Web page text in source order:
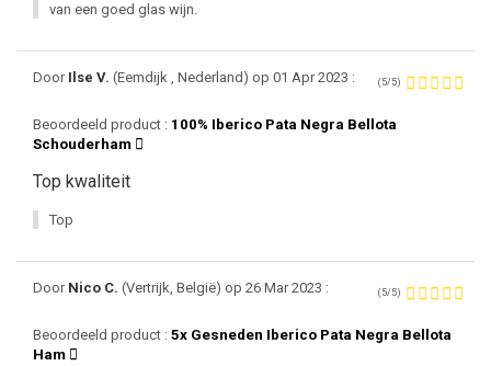
van een goed glas wijn.
Door Ilse V. (Eemdijk , Nederland) op 01 Apr 2023 : (5/5)
Beoordeeld product : 100% Iberico Pata Negra Bellota
Schouderham
Top kwaliteit
Top
Door Nico C. (Vertrijk, België) op 26 Mar 2023 : (5/5)
Beoordeeld product : 5x Gesneden Iberico Pata Negra Bellota
Ham